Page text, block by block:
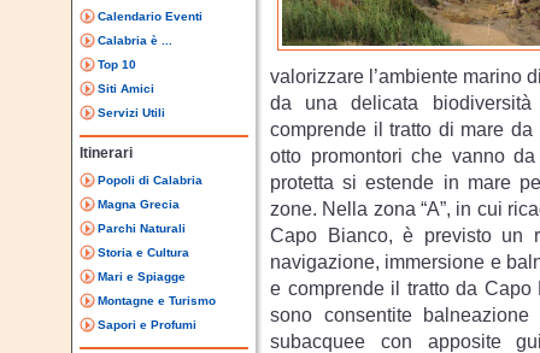
Calendario Eventi
Calabria è ...
Top 10
Siti Amici
Servizi Utili
Itinerari
Popoli di Calabria
Magna Grecia
Parchi Naturali
Storia e Cultura
Mari e Spiagge
Montagne e Turismo
Sapori e Profumi
valorizzare l’ambiente marino
da una delicata
comprende il tratto di mare
otto promontori che vanno
protetta si estende in mare
zone. Nella zona “A”, in cui
Capo Bianco, è previsto un
navigazione, immersione e
e comprende il tratto da
sono consentite
subacquee con apposite